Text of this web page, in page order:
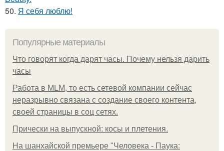
50. Я себя люблю!
Популярные материалы
Что говорят когда дарят часы. Почему нельзя дарить
часы
Работа в MLM, то есть сетевой компании сейчас
неразрывно связана с создание своего контента,
своей страницы в соц сетях.
Прически на выпускной: косы и плетения.
На шанхайской премьере "Человека - Паука: